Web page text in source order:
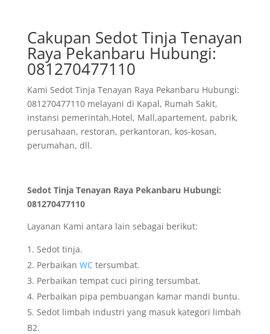
Cakupan Sedot Tinja Tenayan
Raya Pekanbaru Hubungi:
081270477110
Kami Sedot Tinja Tenayan Raya Pekanbaru Hubungi:
081270477110 melayani di Kapal, Rumah Sakit,
instansi pemerintah,Hotel, Mall,apartement, pabrik,
perusahaan, restoran, perkantoran, kos-kosan,
perumahan, dll.
Sedot Tinja Tenayan Raya Pekanbaru Hubungi:
081270477110
Layanan Kami antara lain sebagai berikut:
Sedot tinja.
Perbaikan WCtersumbat.
Perbaikan tempat cuci piring tersumbat.
Perbaikan pipa pembuangan kamar mandi buntu.
Sedot limbah industri yang masuk kategori limbah
B2.